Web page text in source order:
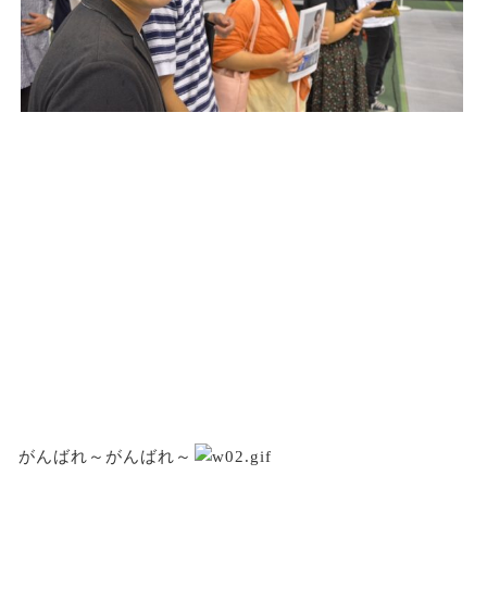
がんばれ～がんばれ～